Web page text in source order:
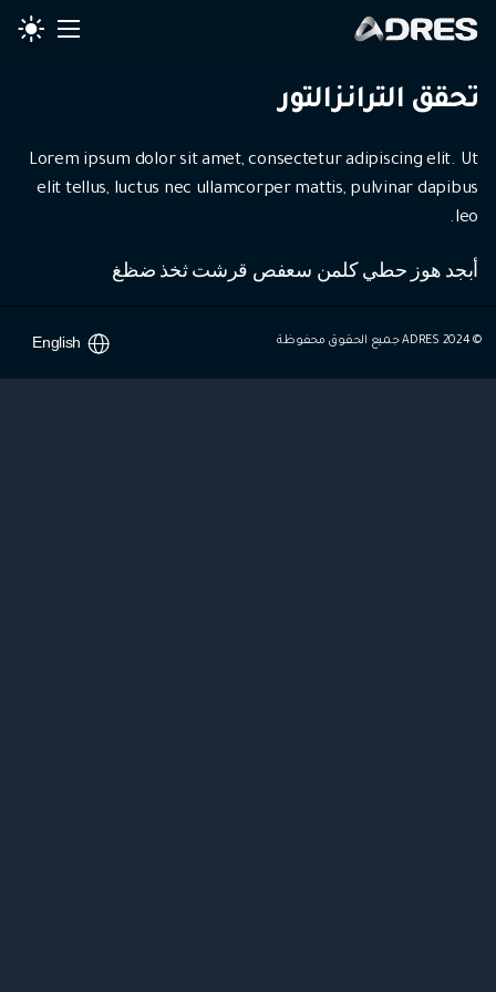
تحقق الترانزالتور
Lorem ipsum dolor sit amet, consectetur adipiscing elit. Ut
elit tellus, luctus nec ullamcorper mattis, pulvinar dapibus
leo.
أبجد هوز حطي كلمن سعفص قرشت ثخذ ضظغ
© 2024 ADRES جميع الحقوق محفوظة English